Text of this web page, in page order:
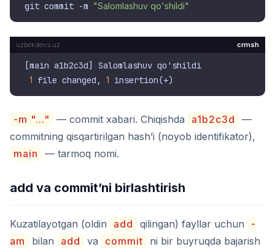
git commit -m "Salomlashuv qo'shildi"
crmsh
[main a1b2c3d] Salomlashuv qo'shildi
1 file changed, 1
-m "..." — commit xabari. Chiqishda a1b2c3d
—
commitning qisqartirilgan hash’i (noyob identifikator),
main
— tarmoq nomi.
add va commit’ni birlashtirish
Kuzatilayotgan (oldin add qilingan) fayllar uchun
-
am
bilan add va commit
ni bir buyruqda bajarish